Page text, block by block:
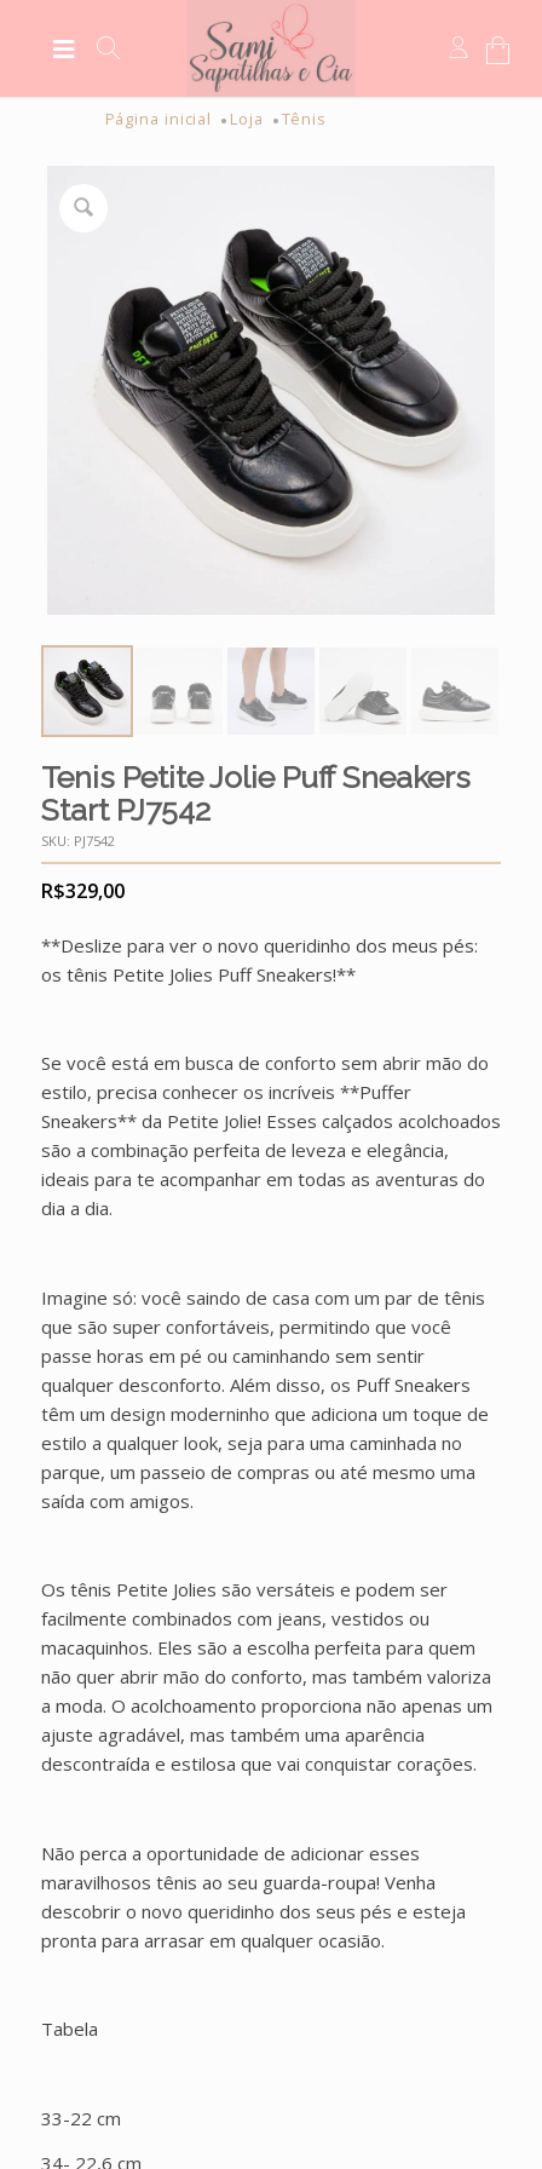
Página inicial Loja Tênis
Tenis Petite Jolie Puff Sneakers
Start PJ7542
SKU: PJ7542
R$329,00
**Deslize para ver o novo queridinho dos meus pés:
os tênis Petite Jolies Puff Sneakers!**
Se você está em busca de conforto sem abrir mão do
estilo, precisa conhecer os incríveis **Puffer
Sneakers** da Petite Jolie! Esses calçados acolchoados
são a combinação perfeita de leveza e elegância,
ideais para te acompanhar em todas as aventuras do
dia a dia.
Imagine só: você saindo de casa com um par de tênis
que são super confortáveis, permitindo que você
passe horas em pé ou caminhando sem sentir
qualquer desconforto. Além disso, os Puff Sneakers
têm um design moderninho que adiciona um toque de
estilo a qualquer look, seja para uma caminhada no
parque, um passeio de compras ou até mesmo uma
saída com amigos.
Os tênis Petite Jolies são versáteis e podem ser
facilmente combinados com jeans, vestidos ou
macaquinhos. Eles são a escolha perfeita para quem
não quer abrir mão do conforto, mas também valoriza
a moda. O acolchoamento proporciona não apenas um
ajuste agradável, mas também uma aparência
descontraída e estilosa que vai conquistar corações.
Não perca a oportunidade de adicionar esses
maravilhosos tênis ao seu guarda-roupa! Venha
descobrir o novo queridinho dos seus pés e esteja
pronta para arrasar em qualquer ocasião.
Tabela
33-22 cm
34- 22,6 cm